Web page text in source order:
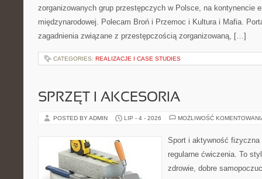
zorganizowanych grup przestępczych w Polsce, na kontynencie
międzynarodowej. Polecam Broń i Przemoc i Kultura i Mafia.
zagadnienia związane z przestępczością zorganizowaną, […]
CATEGORIES: REALIZACJE I CASE STUDIES
SPRZĘT I AKCESORIA
POSTED BY ADMIN LIP - 4 - 2026 MOŻLIWOŚĆ
Sport i aktywność
regularne ćwiczenia. To
zdrowie, dobre